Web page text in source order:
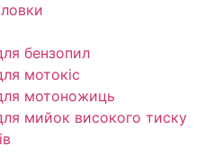
бензопил
мотокіс
мотоножиць
мийок високого тиску